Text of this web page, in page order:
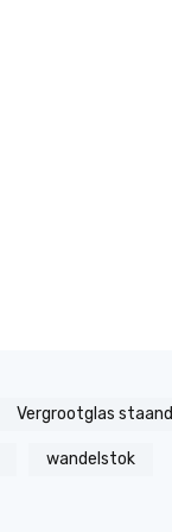
Vergrootglas staand
wandelstok